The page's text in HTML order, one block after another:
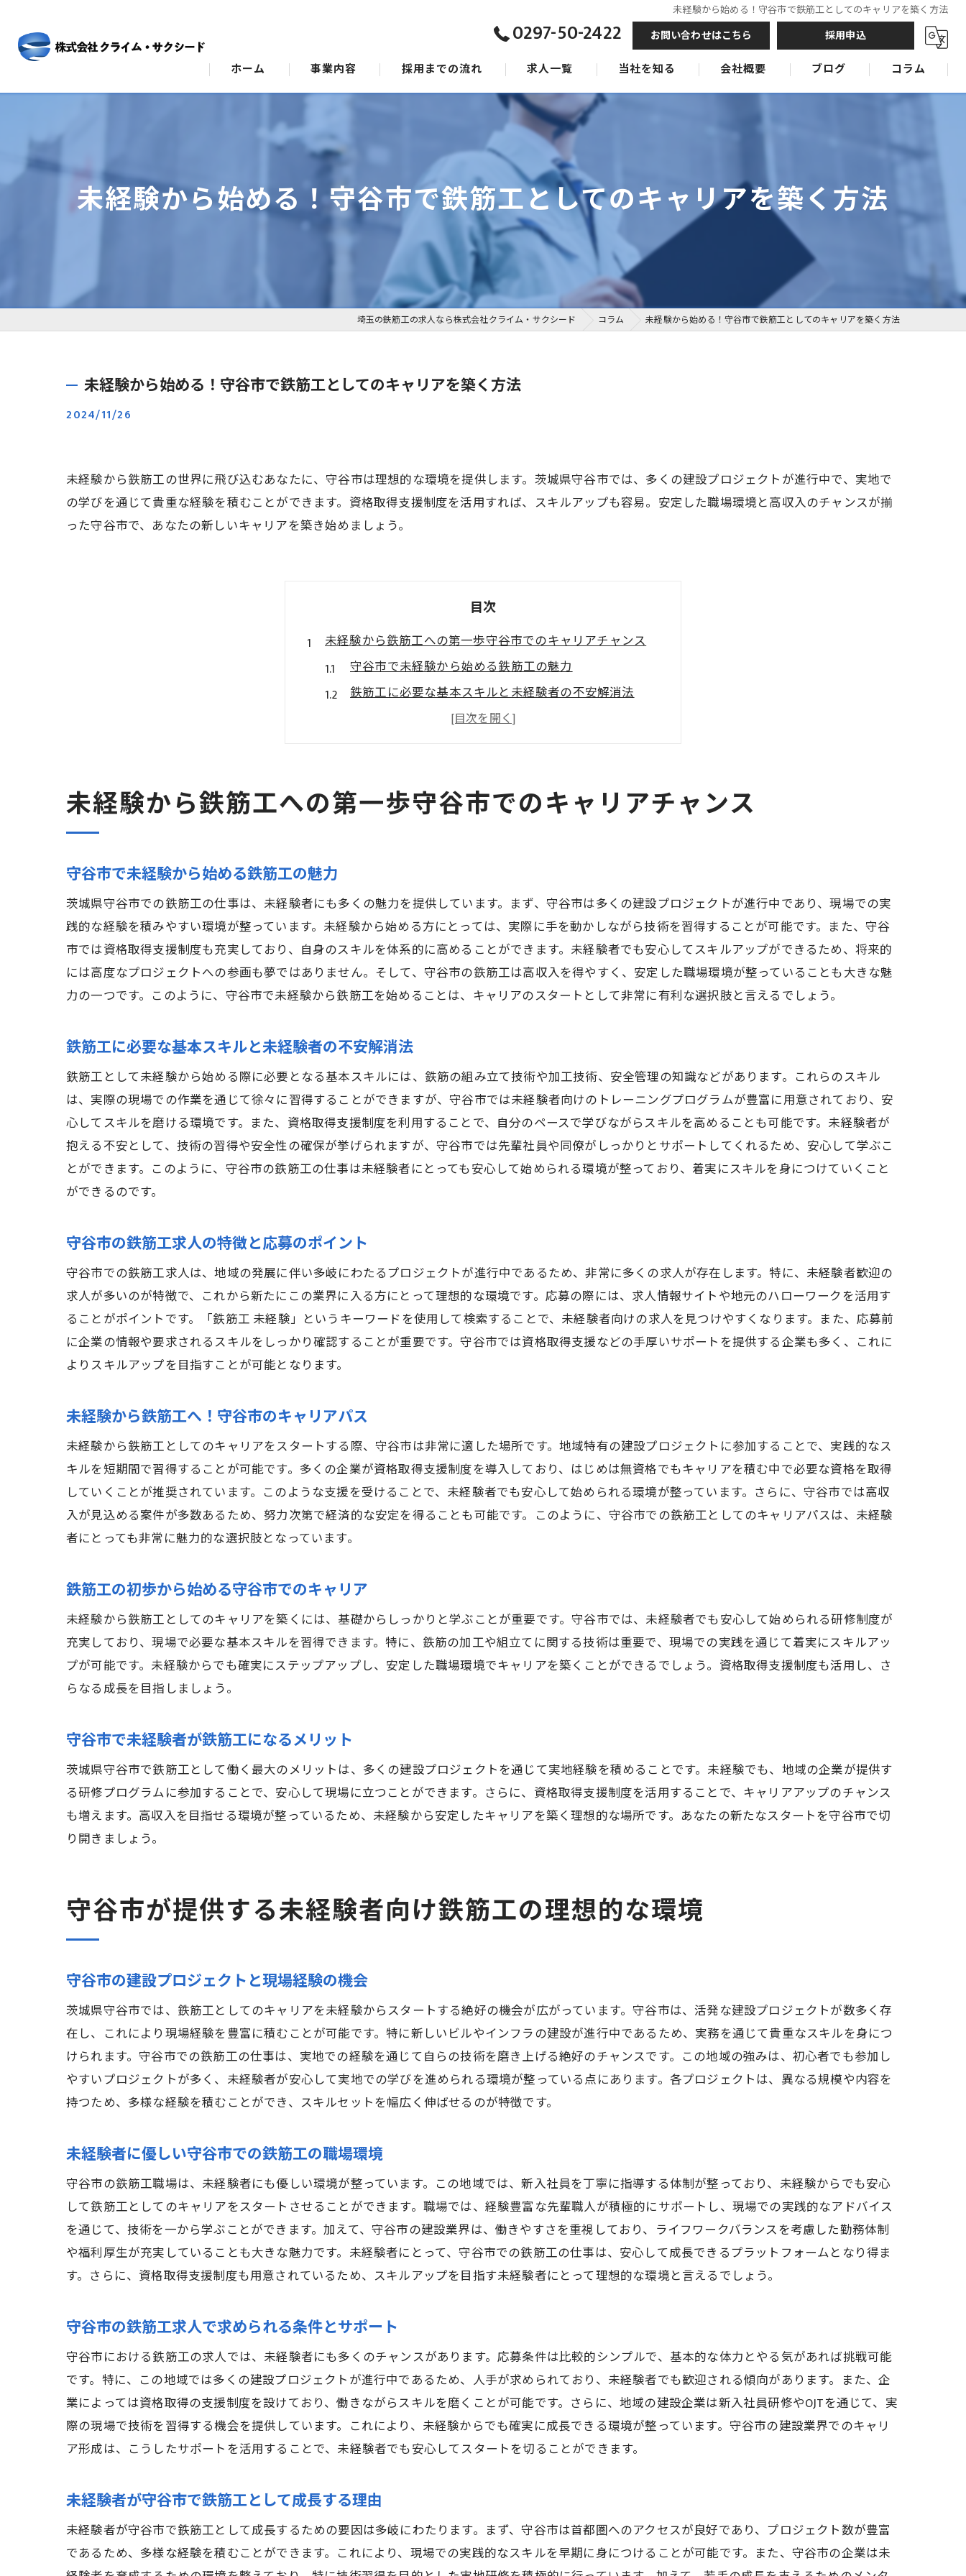
未経験から始める！守谷市で鉄筋工としてのキャリアを築く方法
0297-50-2422 お問い合わせはこちら 採用申込
ホーム 事業内容
スタッフ
採用までの流れ 求人一覧 当社を知る
千葉の鉄筋工
未経験
会社概要 ブログ コラム
未経験から始める！守谷市で鉄筋工としてのキャリアを築く方法
埼玉の鉄筋工の求人なら株式会社クライム・サクシード コラム 未経験から始める！守谷市で鉄筋工としてのキャリアを築く方法
未経験から始める！守谷市で鉄筋工としてのキャリアを築く方法
2024/11/26
未経験から鉄筋工の世界に飛び込むあなたに、守谷市は理想的な環境を提供します。茨城県守谷市では、多くの建設プロジェクトが進行中で、実地で
の学びを通じて貴重な経験を積むことができます。資格取得支援制度を活用すれば、スキルアップも容易。安定した職場環境と高収入のチャンスが揃
った守谷市で、あなたの新しいキャリアを築き始めましょう。
目次
未経験から鉄筋工への第一歩守谷市でのキャリアチャンス
守谷市で未経験から始める鉄筋工の魅力
鉄筋工に必要な基本スキルと未経験者の不安解消法
守谷市の鉄筋工求人の特徴と応募のポイント
守谷市で未経験者が鉄筋工になるメリット
守谷市の鉄筋工求人で求められる条件とサポート
未経験者が守谷市で鉄筋工として成長する理由
守谷市での鉄筋工の働きやすさと安定性
守谷市の建設業界で未経験者が活躍する方法
鉄筋工未経験者でも安心！守谷市でのスキルアップの道
未経験者が守谷市でスキルアップするためのステップ
鉄筋工として成長できる守谷市のサポート体制
未経験からのスキルアップを支える守谷市の教育制度
守谷市で鉄筋工としてのスキルを磨く方法
守谷市が提供する鉄筋工未経験者向け支援制度
守谷市での鉄筋工としての実務経験とキャリア成長
守谷市の現場で得られる鉄筋工としての実践スキル
守谷市での鉄筋工キャリアにおける実地経験の重要性
未経験者が守谷市で現場経験を積むメリット
守谷市の実地経験が鉄筋工キャリアに与える影響
資格取得支援を活用して鉄筋工未経験からのスキルアップ
未経験者が守谷市で資格を取得するためのステップ
資格取得支援制度を活用した鉄筋工のキャリア形成
守谷市で鉄筋工資格を取得する方法とそのメリット
未経験者が守谷市で資格を活かして成長する方法
鉄筋工資格取得が守谷市でのキャリアに与える影響
高収入を目指す！守谷市での鉄筋工キャリアの安定性
未経験から高収入を実現する守谷市の鉄筋工求人
守谷市での鉄筋工キャリアが提供する安定した収入
守谷市で高収入を狙う鉄筋工の働き方
鉄筋工として守谷市でキャリアを築く収入の魅力
未経験から始める守谷市での鉄筋工としての成長ストーリー
守谷市での鉄筋工キャリアの成功体験と教訓
未経験者が守谷市で成長し続けるための秘訣
守谷市で鉄筋工未経験者が新しいキャリアを築く方法
未経験者が守谷市で鉄筋工として成功するための道筋
鉄筋工未経験者が守谷市でキャリアを築くための秘訣
守谷市での鉄筋工キャリアを成功させる戦略
守谷市で未経験者が鉄筋工として活躍する方法
未経験から鉄筋工への第一歩守谷市でのキャリアチャンス
守谷市で未経験から始める鉄筋工の魅力
茨城県守谷市での鉄筋工の仕事は、未経験者にも多くの魅力を提供しています。まず、守谷市は多くの建設プロジェクトが進行中であり、現場での実
践的な経験を積みやすい環境が整っています。未経験から始める方にとっては、実際に手を動かしながら技術を習得することが可能です。また、守谷
市では資格取得支援制度も充実しており、自身のスキルを体系的に高めることができます。未経験者でも安心してスキルアップができるため、将来的
には高度なプロジェクトへの参画も夢ではありません。そして、守谷市の鉄筋工は高収入を得やすく、安定した職場環境が整っていることも大きな魅
力の一つです。このように、守谷市で未経験から鉄筋工を始めることは、キャリアのスタートとして非常に有利な選択肢と言えるでしょう。
鉄筋工に必要な基本スキルと未経験者の不安解消法
鉄筋工として未経験から始める際に必要となる基本スキルには、鉄筋の組み立て技術や加工技術、安全管理の知識などがあります。これらのスキル
は、実際の現場での作業を通じて徐々に習得することができますが、守谷市では未経験者向けのトレーニングプログラムが豊富に用意されており、安
心してスキルを磨ける環境です。また、資格取得支援制度を利用することで、自分のペースで学びながらスキルを高めることも可能です。未経験者が
抱える不安として、技術の習得や安全性の確保が挙げられますが、守谷市では先輩社員や同僚がしっかりとサポートしてくれるため、安心して学ぶこ
とができます。このように、守谷市の鉄筋工の仕事は未経験者にとっても安心して始められる環境が整っており、着実にスキルを身につけていくこと
ができるのです。
守谷市の鉄筋工求人の特徴と応募のポイント
守谷市での鉄筋工求人は、地域の発展に伴い多岐にわたるプロジェクトが進行中であるため、非常に多くの求人が存在します。特に、未経験者歓迎の
求人が多いのが特徴で、これから新たにこの業界に入る方にとって理想的な環境です。応募の際には、求人情報サイトや地元のハローワークを活用す
ることがポイントです。「鉄筋工 未経験」というキーワードを使用して検索することで、未経験者向けの求人を見つけやすくなります。また、応募前
に企業の情報や要求されるスキルをしっかり確認することが重要です。守谷市では資格取得支援などの手厚いサポートを提供する企業も多く、これに
よりスキルアップを目指すことが可能となります。
未経験から鉄筋工へ！守谷市のキャリアパス
未経験から鉄筋工としてのキャリアをスタートする際、守谷市は非常に適した場所です。地域特有の建設プロジェクトに参加することで、実践的なス
キルを短期間で習得することが可能です。多くの企業が資格取得支援制度を導入しており、はじめは無資格でもキャリアを積む中で必要な資格を取得
していくことが推奨されています。このような支援を受けることで、未経験者でも安心して始められる環境が整っています。さらに、守谷市では高収
入が見込める案件が多数あるため、努力次第で経済的な安定を得ることも可能です。このように、守谷市での鉄筋工としてのキャリアパスは、未経験
者にとっても非常に魅力的な選択肢となっています。
鉄筋工の初歩から始める守谷市でのキャリア
未経験から鉄筋工としてのキャリアを築くには、基礎からしっかりと学ぶことが重要です。守谷市では、未経験者でも安心して始められる研修制度が
充実しており、現場で必要な基本スキルを習得できます。特に、鉄筋の加工や組立てに関する技術は重要で、現場での実践を通じて着実にスキルアッ
プが可能です。未経験からでも確実にステップアップし、安定した職場環境でキャリアを築くことができるでしょう。資格取得支援制度も活用し、さ
らなる成長を目指しましょう。
守谷市で未経験者が鉄筋工になるメリット
茨城県守谷市で鉄筋工として働く最大のメリットは、多くの建設プロジェクトを通じて実地経験を積めることです。未経験でも、地域の企業が提供す
る研修プログラムに参加することで、安心して現場に立つことができます。さらに、資格取得支援制度を活用することで、キャリアアップのチャンス
も増えます。高収入を目指せる環境が整っているため、未経験から安定したキャリアを築く理想的な場所です。あなたの新たなスタートを守谷市で切
り開きましょう。
守谷市が提供する未経験者向け鉄筋工の理想的な環境
守谷市の建設プロジェクトと現場経験の機会
茨城県守谷市では、鉄筋工としてのキャリアを未経験からスタートする絶好の機会が広がっています。守谷市は、活発な建設プロジェクトが数多く存
在し、これにより現場経験を豊富に積むことが可能です。特に新しいビルやインフラの建設が進行中であるため、実務を通じて貴重なスキルを身につ
けられます。守谷市での鉄筋工の仕事は、実地での経験を通じて自らの技術を磨き上げる絶好のチャンスです。この地域の強みは、初心者でも参加し
やすいプロジェクトが多く、未経験者が安心して実地での学びを進められる環境が整っている点にあります。各プロジェクトは、異なる規模や内容を
持つため、多様な経験を積むことができ、スキルセットを幅広く伸ばせるのが特徴です。
未経験者に優しい守谷市での鉄筋工の職場環境
守谷市の鉄筋工職場は、未経験者にも優しい環境が整っています。この地域では、新入社員を丁寧に指導する体制が整っており、未経験からでも安心
して鉄筋工としてのキャリアをスタートさせることができます。職場では、経験豊富な先輩職人が積極的にサポートし、現場での実践的なアドバイス
を通じて、技術を一から学ぶことができます。加えて、守谷市の建設業界は、働きやすさを重視しており、ライフワークバランスを考慮した勤務体制
や福利厚生が充実していることも大きな魅力です。未経験者にとって、守谷市での鉄筋工の仕事は、安心して成長できるプラットフォームとなり得ま
す。さらに、資格取得支援制度も用意されているため、スキルアップを目指す未経験者にとって理想的な環境と言えるでしょう。
守谷市の鉄筋工求人で求められる条件とサポート
守谷市における鉄筋工の求人では、未経験者にも多くのチャンスがあります。応募条件は比較的シンプルで、基本的な体力とやる気があれば挑戦可能
です。特に、この地域では多くの建設プロジェクトが進行中であるため、人手が求められており、未経験者でも歓迎される傾向があります。また、企
業によっては資格取得の支援制度を設けており、働きながらスキルを磨くことが可能です。さらに、地域の建設企業は新入社員研修やOJTを通じて、実
際の現場で技術を習得する機会を提供しています。これにより、未経験からでも確実に成長できる環境が整っています。守谷市の建設業界でのキャリ
ア形成は、こうしたサポートを活用することで、未経験者でも安心してスタートを切ることができます。
未経験者が守谷市で鉄筋工として成長する理由
未経験者が守谷市で鉄筋工として成長するための要因は多岐にわたります。まず、守谷市は首都圏へのアクセスが良好であり、プロジェクト数が豊富
であるため、多様な経験を積むことができます。これにより、現場での実践的なスキルを早期に身につけることが可能です。また、守谷市の企業は未